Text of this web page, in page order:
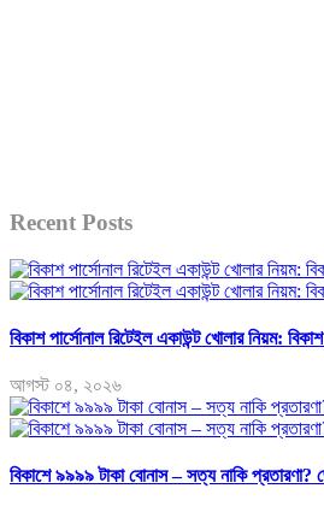
Recent Posts
বিকাশ পার্সোনাল রিটেইল একাউন্ট খোলার নিয়ম: বিকাশ
আগস্ট ০৪, ২০২৬
বিকাশে ৯৯৯৯ টাকা বোনাস – সত্য নাকি